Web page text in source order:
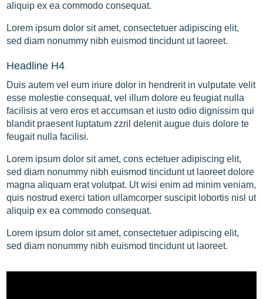
aliquip ex ea commodo consequat.
Lorem ipsum dolor sit amet, consectetuer adipiscing elit,
sed diam nonummy nibh euismod tincidunt ut laoreet.
Headline H4
Duis autem vel eum iriure dolor in hendrerit in vulputate velit
esse molestie consequat, vel illum dolore eu feugiat nulla
facilisis at vero eros et accumsan et iusto odio dignissim qui
blandit praesent luptatum zzril delenit augue duis dolore te
feugait nulla facilisi.
Lorem ipsum dolor sit amet, cons ectetuer adipiscing elit,
sed diam nonummy nibh euismod tincidunt ut laoreet dolore
magna aliquam erat volutpat. Ut wisi enim ad minim veniam,
quis nostrud exerci tation ullamcorper suscipit lobortis nisl ut
aliquip ex ea commodo consequat.
Lorem ipsum dolor sit amet, consectetuer adipiscing elit,
sed diam nonummy nibh euismod tincidunt ut laoreet.